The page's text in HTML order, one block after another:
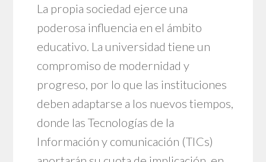
La propia sociedad ejerce una
poderosa influencia en el ámbito
educativo. La universidad tiene un
compromiso de modernidad y
progreso, por lo que las instituciones
deben adaptarse a los nuevos tiempos,
donde las Tecnologías de la
Información y comunicación (TICs)